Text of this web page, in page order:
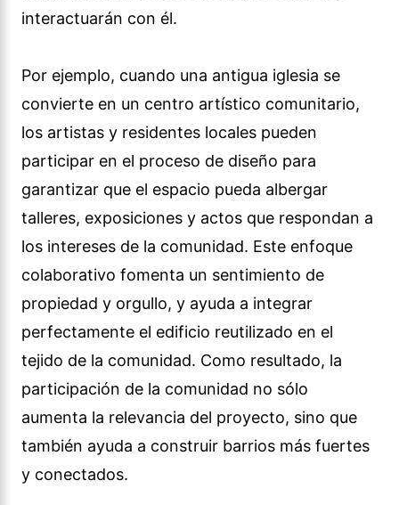
interactuarán con él.
Por ejemplo, cuando una antigua iglesia se
convierte en un centro artístico comunitario,
los artistas y residentes locales pueden
participar en el proceso de diseño para
garantizar que el espacio pueda albergar
talleres, exposiciones y actos que respondan a
los intereses de la comunidad. Este enfoque
colaborativo fomenta un sentimiento de
propiedad y orgullo, y ayuda a integrar
perfectamente el edificio reutilizado en el
tejido de la comunidad. Como resultado, la
participación de la comunidad no sólo
aumenta la relevancia del proyecto, sino que
también ayuda a construir barrios más fuertes
y conectados.